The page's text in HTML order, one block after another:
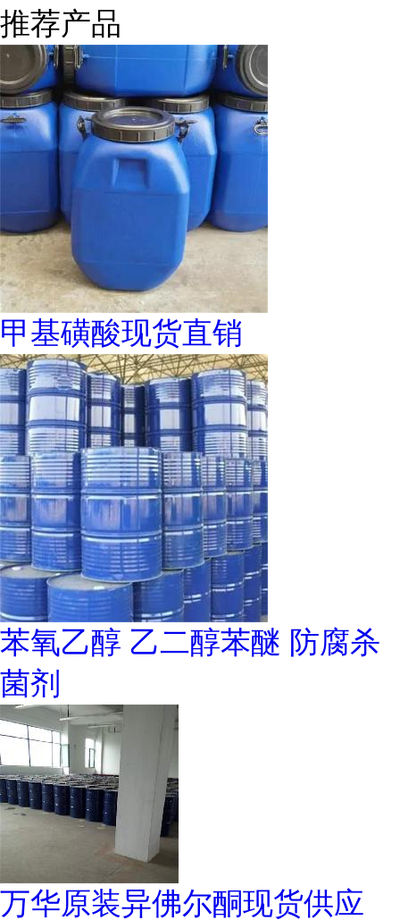
推荐产品
甲基磺酸现货直销
苯氧乙醇 乙二醇苯醚 防腐杀
菌剂
万华原装异佛尔酮现货供应